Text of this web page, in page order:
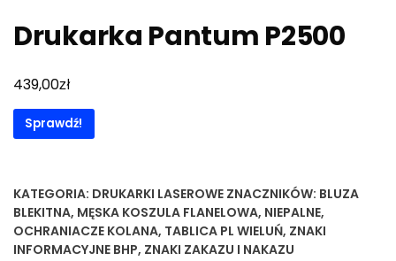
Drukarka Pantum P2500
439,00zł
Sprawdź!
KATEGORIA: DRUKARKI LASEROWE ZNACZNIKÓW: BLUZA
BLEKITNA, MĘSKA KOSZULA FLANELOWA, NIEPALNE,
OCHRANIACZE KOLANA, TABLICA PL WIELUŃ, ZNAKI
INFORMACYJNE BHP, ZNAKI ZAKAZU I NAKAZU